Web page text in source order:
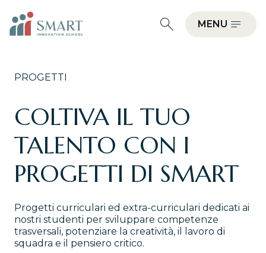
MENU
PROGETTI
COLTIVA IL TUO
TALENTO CON I
PROGETTI DI SMART
Progetti curriculari ed extra-curriculari dedicati ai
nostri studenti per sviluppare competenze
trasversali, potenziare la creatività, il lavoro di
squadra e il pensiero critico.